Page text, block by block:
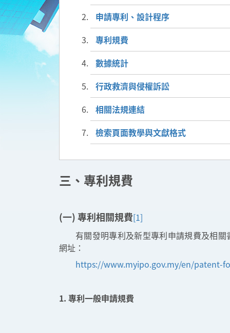
申請專利、設計程序
專利規費
數據統計
行政救濟與侵權訴訟
相關法規連結
檢索頁面教學與文獻格式
三、專利規費
(一) 專利相關規費[1]
有關發明專利及新型專利申請規費及相
網址：
https://www.myipo.gov.my/en/patent-
1. 專利一般申請規費